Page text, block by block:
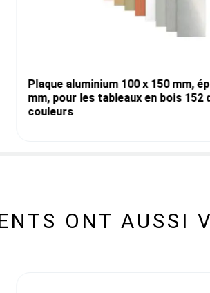
Plaque aluminium 100 x 150 mm,
mm, pour les tableaux en bois 152
couleurs
ONT AUSSI